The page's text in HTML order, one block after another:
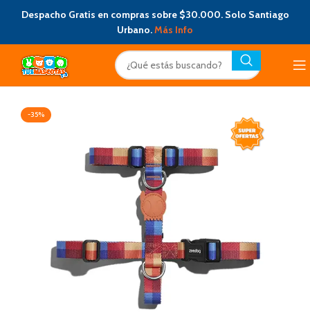
Despacho Gratis en compras sobre $30.000. Solo Santiago
Urbano.Más Info
-35%